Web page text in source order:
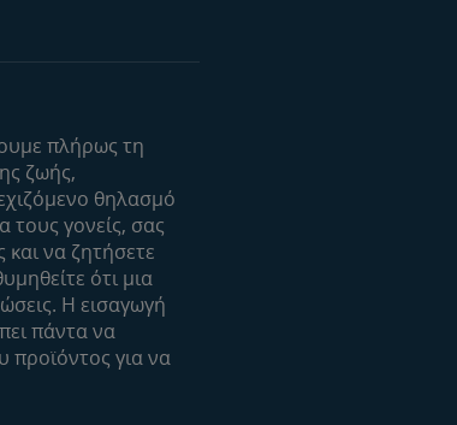
πλήρως τη
ζωής,
θηλασμό
τους γονείς, σας
να ζητήσετε
ότι μια
Η εισαγωγή
πάντα να
προϊόντος για να